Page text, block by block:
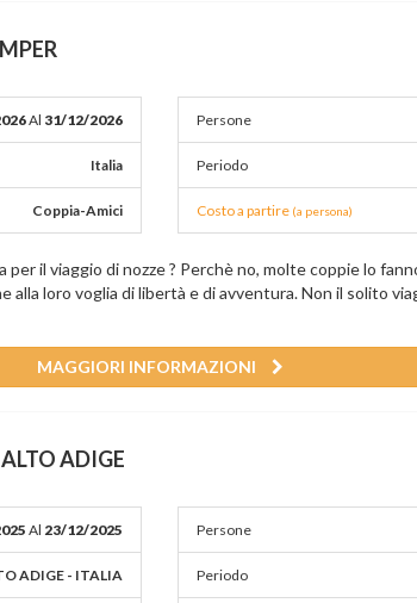
Al 31/12/2026
Italia
Coppia-Amici
Persone
Periodo
Costo a partire (a persona)
per il viaggio di nozze ? Perchè no, molte coppie lo
alla loro voglia di libertà e di avventura. Non il solito
MAGGIORI INFORMAZIONI
ADIGE
Al 23/12/2025
ADIGE - ITALIA
Persone
Periodo